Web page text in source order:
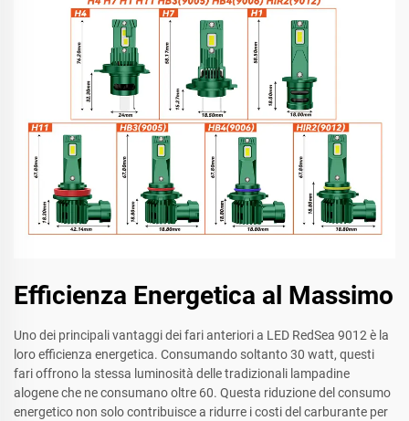
Efficienza Energetica al Massimo
Uno dei principali vantaggi dei fari anteriori a LED RedSea 9012 è la
loro efficienza energetica. Consumando soltanto 30 watt, questi
fari offrono la stessa luminosità delle tradizionali lampadine
alogene che ne consumano oltre 60. Questa riduzione del consumo
energetico non solo contribuisce a ridurre i costi del carburante per